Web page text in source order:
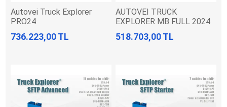
Autovei Truck Explorer
PRO24
736.223,00 TL
AUTOVEI TRUCK
EXPLORER MB FULL 2024
518.703,00 TL